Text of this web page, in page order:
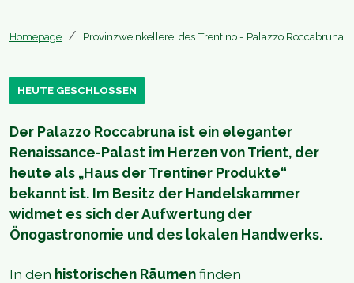
Homepage Provinzweinkellerei des Trentino - Palazzo Roccabruna
HEUTE GESCHLOSSEN
Der Palazzo Roccabruna ist ein eleganter
Renaissance-Palast im Herzen von Trient, der
heute als „Haus der Trentiner Produkte“
bekannt ist. Im Besitz der Handelskammer
widmet es sich der Aufwertung der
Önogastronomie und des lokalen Handwerks.
In den historischen Räumenfinden